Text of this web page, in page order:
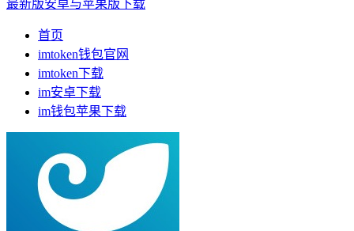
首页
imtoken钱包官网
imtoken下载
im安卓下载
im钱包苹果下载